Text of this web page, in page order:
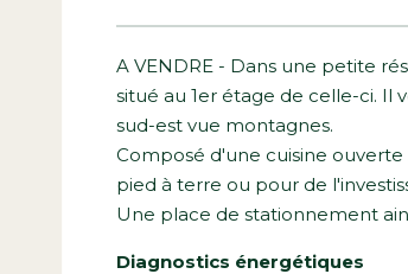
A VENDRE - Dans une petite
situé au 1er étage de celle-ci. Il
sud-est vue montagnes.
Composé d'une cuisine ouverte
pied à terre ou pour de
Une place de stationnement
Diagnostics énergétiques